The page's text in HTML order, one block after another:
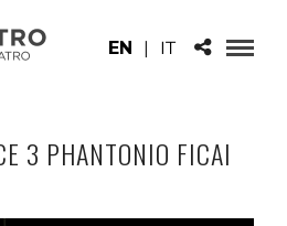
EN | IT
3 PHANTONIO FICAI